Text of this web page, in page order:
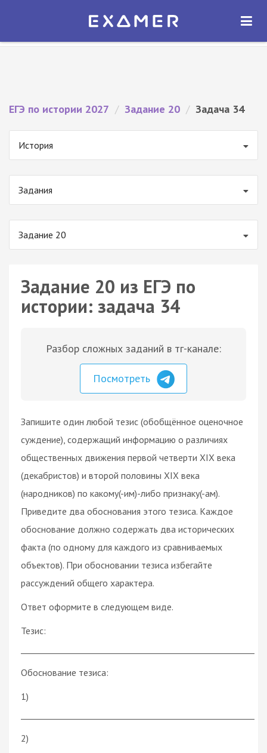
Экзамер — ЕГЭ 2027
ОТКРЫТЬ
ЕГЭ по истории 2027 / Задание 20 / Задача 34
История
Задания
Задание 20
Задание 20 из ЕГЭ по
истории: задача 34
Разбор сложных заданий в тг-канале:
Посмотреть
Запишите один любой тезис (обобщённое оценочное
суждение), содержащий информацию о различиях
общественных движения первой четверти XIX века
(декабристов) и второй половины XIX века
(народников) по какому(-им)-либо признаку(-ам).
Приведите два обоснования этого тезиса. Каждое
обоснование должно содержать два исторических
факта (по одному для каждого из сравниваемых
объектов). При обосновании тезиса избегайте
рассуждений общего характера.
Ответ оформите в следующем виде.
Тезис:
Обоснование тезиса:
1)
2)